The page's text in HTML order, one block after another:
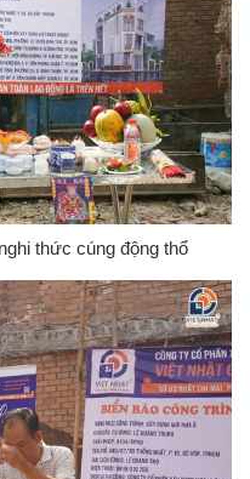
thức cúng động thổ